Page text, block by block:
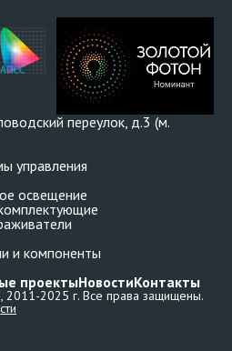
переулок, д.3 (м.
проектыНовостиКонтакты
управления
освещение
и компоненты
2025 г. Все права защищены.